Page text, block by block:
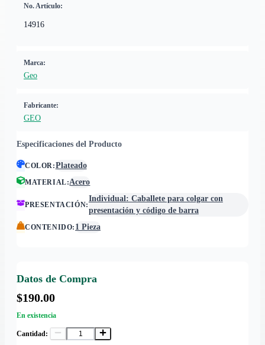
No. Artículo:
14916
Marca:
Geo
Fabricante:
GEO
Especificaciones del Producto
COLOR:Plateado
MATERIAL:Acero
PRESENTACIÓN:
Individual: Caballete para colgar con
presentación y código de barra
CONTENIDO: 1 Pieza
Datos de Compra
$190.00
En existencia
Cantidad: